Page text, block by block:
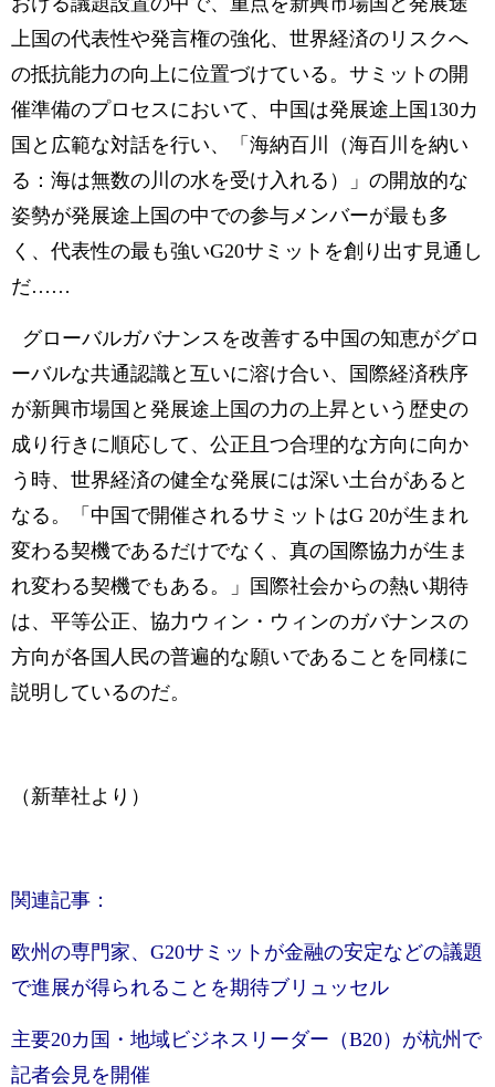
上国の代表性や発言権の強化、世界経済のリスクへ
の抵抗能力の向上に位置づけている。サミットの開
催準備のプロセスにおいて、中国は発展途上国130カ
国と広範な対話を行い、「海納百川（海百川を納い
る：海は無数の川の水を受け入れる）」の開放的な
姿勢が発展途上国の中での参与メンバーが最も多
く、代表性の最も強いG20サミットを創り出す見通し
だ……
グローバルガバナンスを改善する中国の知恵がグロ
ーバルな共通認識と互いに溶け合い、国際経済秩序
が新興市場国と発展途上国の力の上昇という歴史の
成り行きに順応して、公正且つ合理的な方向に向か
う時、世界経済の健全な発展には深い土台があると
なる。「中国で開催されるサミットはG 20が生まれ
変わる契機であるだけでなく、真の国際協力が生ま
れ変わる契機でもある。」国際社会からの熱い期待
は、平等公正、協力ウィン・ウィンのガバナンスの
方向が各国人民の普遍的な願いであることを同様に
説明しているのだ。
（新華社より）
関連記事：
欧州の専門家、G20サミットが金融の安定などの議題
で進展が得られることを期待ブリュッセル
主要20カ国・地域ビジネスリーダー（B20）が杭州で
記者会見を開催